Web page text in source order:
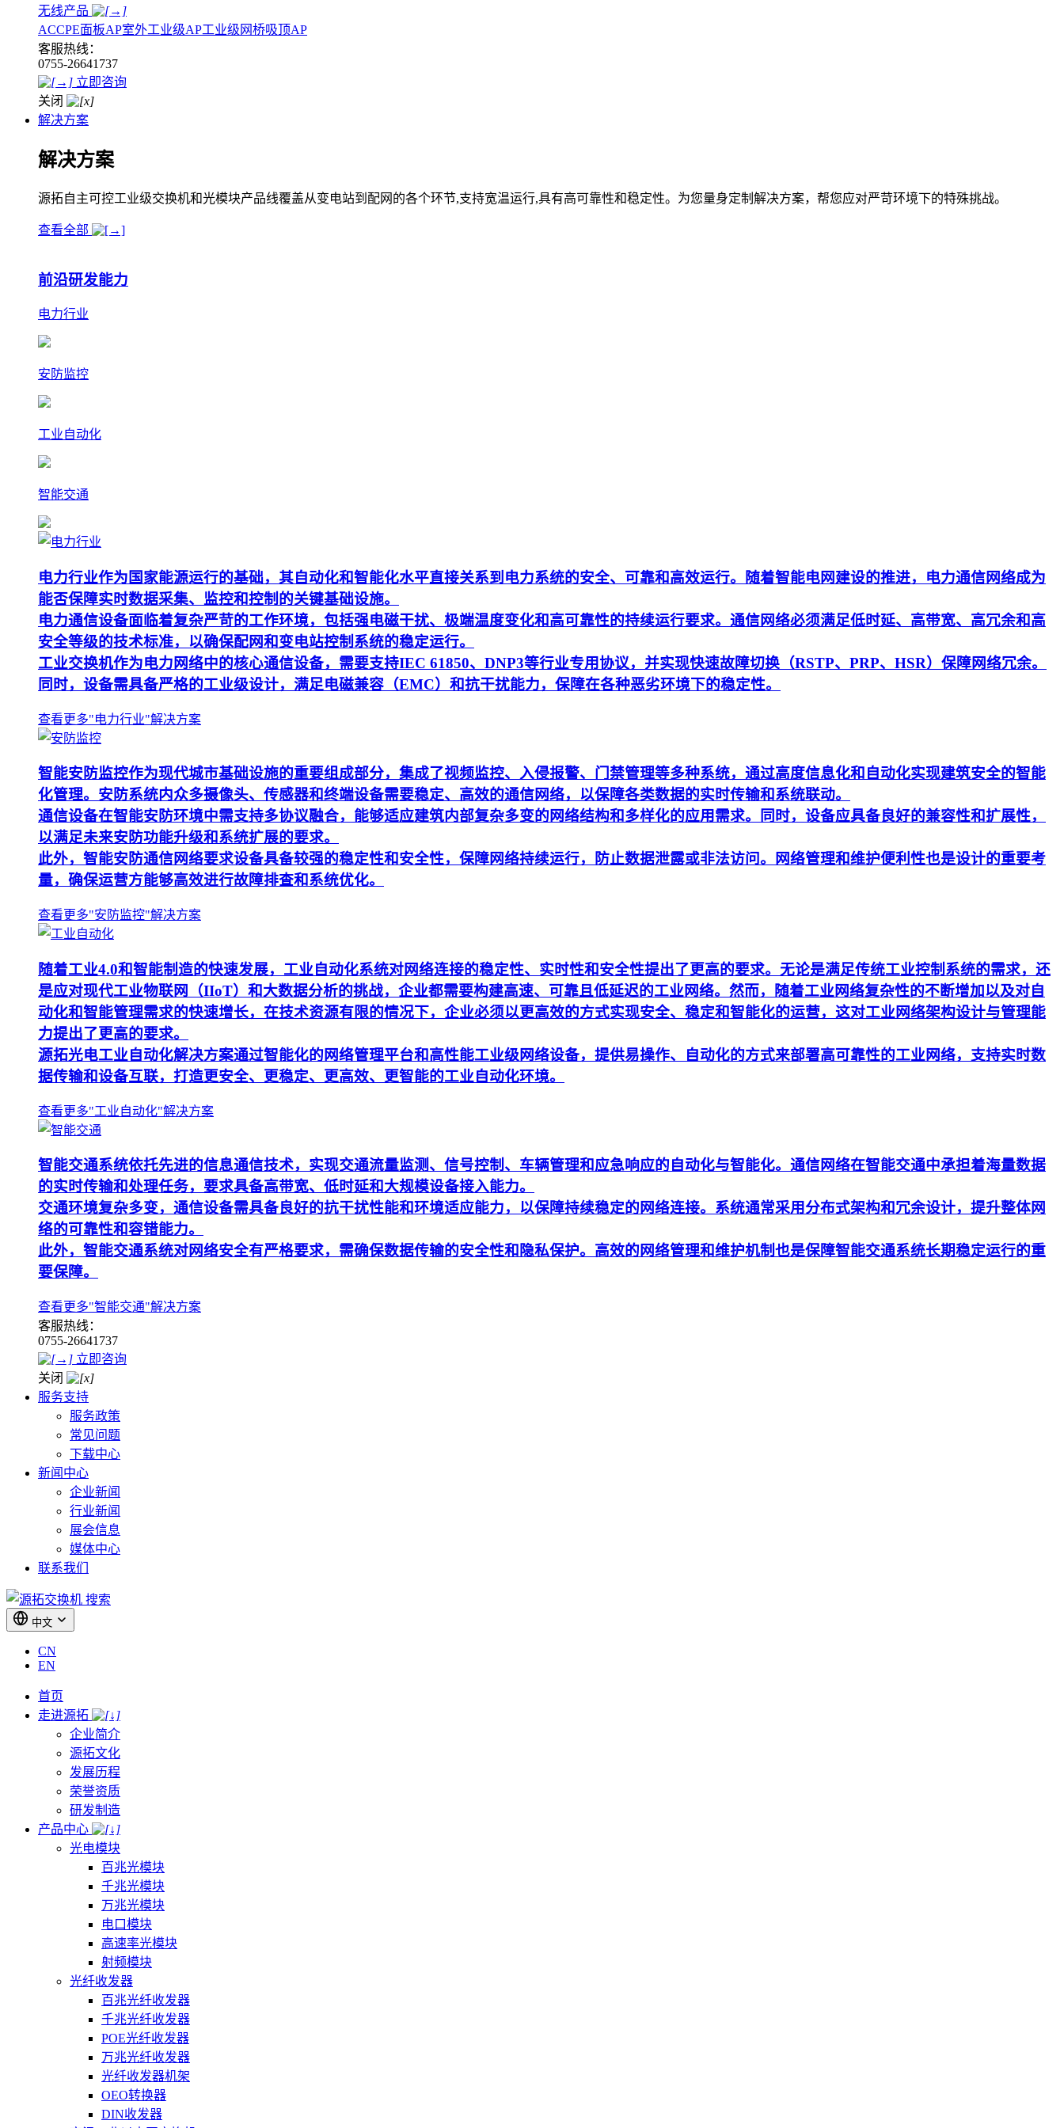
无线产品
ACCPE面板AP室外工业级AP工业级网桥吸顶AP
客服热线：
0755-26641737
立即咨询
关闭
解决方案
解决方案
源拓自主可控工业级交换机和光模块产品线覆盖从变电站到配网的各个环节,支持宽温运行,具有高可靠性和稳定性。为您量身定制解决方案，帮您应对严苛环境下的特殊挑战。
查看全部
前沿研发能力
电力行业
安防监控
工业自动化
智能交通
电力行业作为国家能源运行的基础，其自动化和智能化水平直接关系到电力系统的安全、可靠和高效运行。随着智能电网建设的推进，电力通信网络成为
能否保障实时数据采集、监控和控制的关键基础设施。
电力通信设备面临着复杂严苛的工作环境，包括强电磁干扰、极端温度变化和高可靠性的持续运行要求。通信网络必须满足低时延、高带宽、高冗余和高
安全等级的技术标准，以确保配网和变电站控制系统的稳定运行。
工业交换机作为电力网络中的核心通信设备，需要支持IEC 61850、DNP3等行业专用协议，并实现快速故障切换（RSTP、PRP、HSR）保障网络冗余。
同时，设备需具备严格的工业级设计，满足电磁兼容（EMC）和抗干扰能力，保障在各种恶劣环境下的稳定性。
查看更多"电力行业"解决方案
智能安防监控作为现代城市基础设施的重要组成部分，集成了视频监控、入侵报警、门禁管理等多种系统，通过高度信息化和自动化实现建筑安全的智能
化管理。安防系统内众多摄像头、传感器和终端设备需要稳定、高效的通信网络，以保障各类数据的实时传输和系统联动。
通信设备在智能安防环境中需支持多协议融合，能够适应建筑内部复杂多变的网络结构和多样化的应用需求。同时，设备应具备良好的兼容性和扩展性，
以满足未来安防功能升级和系统扩展的要求。
此外，智能安防通信网络要求设备具备较强的稳定性和安全性，保障网络持续运行，防止数据泄露或非法访问。网络管理和维护便利性也是设计的重要考
量，确保运营方能够高效进行故障排查和系统优化。
查看更多"安防监控"解决方案
随着工业4.0和智能制造的快速发展，工业自动化系统对网络连接的稳定性、实时性和安全性提出了更高的要求。无论是满足传统工业控制系统的需求，还
是应对现代工业物联网（IIoT）和大数据分析的挑战，企业都需要构建高速、可靠且低延迟的工业网络。然而，随着工业网络复杂性的不断增加以及对自
动化和智能管理需求的快速增长，在技术资源有限的情况下，企业必须以更高效的方式实现安全、稳定和智能化的运营，这对工业网络架构设计与管理能
力提出了更高的要求。
源拓光电工业自动化解决方案通过智能化的网络管理平台和高性能工业级网络设备，提供易操作、自动化的方式来部署高可靠性的工业网络，支持实时数
据传输和设备互联，打造更安全、更稳定、更高效、更智能的工业自动化环境。
查看更多"工业自动化"解决方案
智能交通系统依托先进的信息通信技术，实现交通流量监测、信号控制、车辆管理和应急响应的自动化与智能化。通信网络在智能交通中承担着海量数据
的实时传输和处理任务，要求具备高带宽、低时延和大规模设备接入能力。
交通环境复杂多变，通信设备需具备良好的抗干扰性能和环境适应能力，以保障持续稳定的网络连接。系统通常采用分布式架构和冗余设计，提升整体网
络的可靠性和容错能力。
此外，智能交通系统对网络安全有严格要求，需确保数据传输的安全性和隐私保护。高效的网络管理和维护机制也是保障智能交通系统长期稳定运行的重
要保障。
查看更多"智能交通"解决方案
客服热线：
0755-26641737
立即咨询
关闭
服务支持
服务政策
常见问题
下载中心
新闻中心
企业新闻
行业新闻
展会信息
媒体中心
联系我们
搜索
中文
CN
EN
首页
走进源拓
企业简介
源拓文化
发展历程
荣誉资质
研发制造
产品中心
光电模块
百兆光模块
千兆光模块
万兆光模块
电口模块
高速率光模块
射频模块
光纤收发器
百兆光纤收发器
千兆光纤收发器
POE光纤收发器
万兆光纤收发器
光纤收发器机架
OEO转换器
DIN收发器